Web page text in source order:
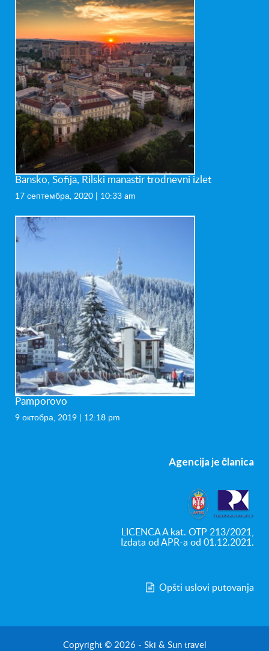
Bansko, Sofija, Rilski manastir trodnevni izlet
17 септембра, 2020 | 10:33 am
Pamporovo
9 октобра, 2019 | 12:18 pm
Agencija je članica
LICENCA A kat. OTP 213/2021,
Izdata od APR-a od 01.12.2021.
Opšti uslovi putovanja
Copyright © 2026 - Ski & Sun travel